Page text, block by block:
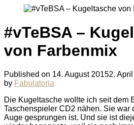
#vTeBSA –
von Farbenmix
Published on 14. August 20152.
by Fabulatoria
Die Kugeltasche wollte ich seit dem
Taschenspieler CD2 nähen. Sie war
Auge gesprungen ist. Und sie ist